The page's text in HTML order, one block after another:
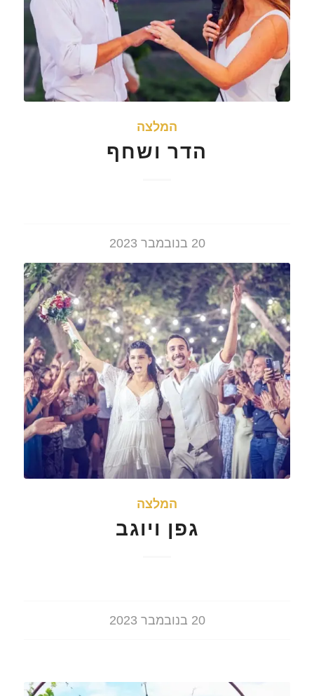
המלצה
הדר ושחף
20 בנובמבר 2023
המלצה
גפן ויוגב
20 בנובמבר 2023